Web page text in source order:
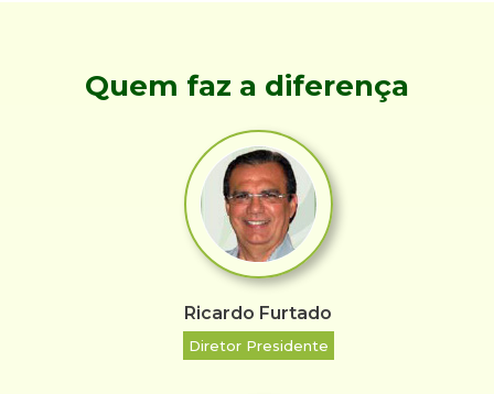
Quem faz a diferença
Ricardo Furtado
Diretor Presidente